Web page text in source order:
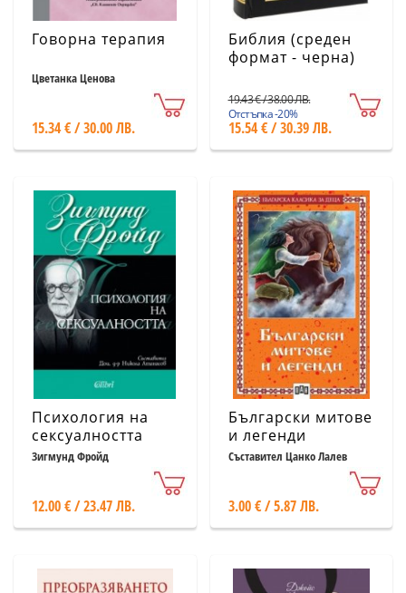
Говорна терапия
Цветанка Ценова
15.34 € / 30.00 ЛВ.
Библия (среден
формат - черна)
19.43 € / 38.00 ЛВ.
Отстъпка -20%
15.54 € / 30.39 ЛВ.
Психология на
сексуалността
Зигмунд Фройд
12.00 € / 23.47 ЛВ.
Български митове
и легенди
Съставител Цанко Лалев
3.00 € / 5.87 ЛВ.